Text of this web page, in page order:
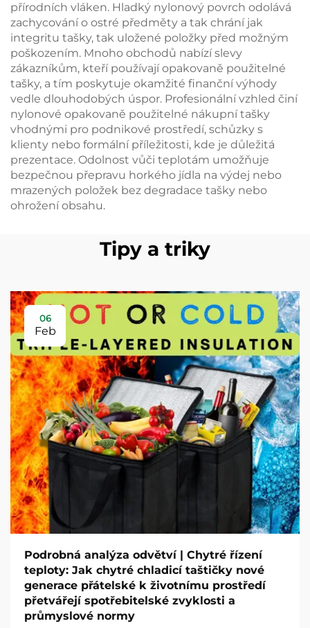
přírodních vláken. Hladký nylonový povrch odolává
zachycování o ostré předměty a tak chrání jak
integritu tašky, tak uložené položky před možným
poškozením. Mnoho obchodů nabízí slevy
zákazníkům, kteří používají opakovaně použitelné
tašky, a tím poskytuje okamžité finanční výhody
vedle dlouhodobých úspor. Profesionální vzhled činí
nylonové opakovaně použitelné nákupní tašky
vhodnými pro podnikové prostředí, schůzky s
klienty nebo formální příležitosti, kde je důležitá
prezentace. Odolnost vůči teplotám umožňuje
bezpečnou přepravu horkého jídla na výdej nebo
mrazených položek bez degradace tašky nebo
ohrožení obsahu.
Tipy a triky
06
Feb
Podrobná analýza odvětví | Chytré řízení
teploty: Jak chytré chladicí taštičky nové
generace přátelské k životnímu prostředí
přetvářejí spotřebitelské zvyklosti a
průmyslové normy